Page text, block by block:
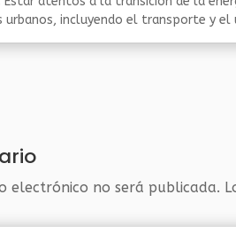
urbanos, incluyendo el transporte y el
electrónico no será publicada.